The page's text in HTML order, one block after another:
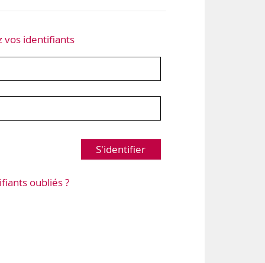
vos identifiants
S'identifier
oubliés ?